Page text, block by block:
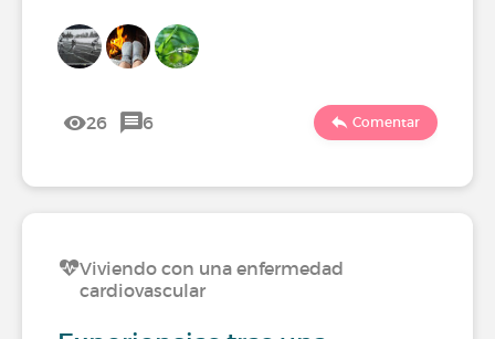
26 6 Comentar
Viviendo con una enfermedad
cardiovascular